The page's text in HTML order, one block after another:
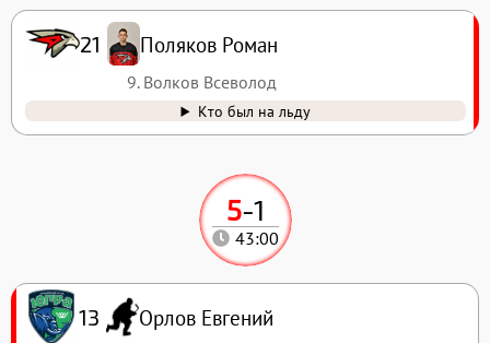
5-1
43:00
13 Орлов Евгений
21 Поляков Роман
9. Волков Всеволод
Кто был на льду